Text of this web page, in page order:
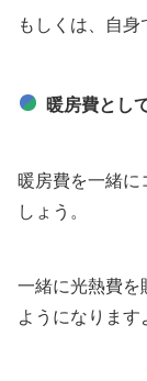
もしくは、自身
暖房費とし
暖房費を一緒に
しょう。
一緒に光熱費を
ようになります